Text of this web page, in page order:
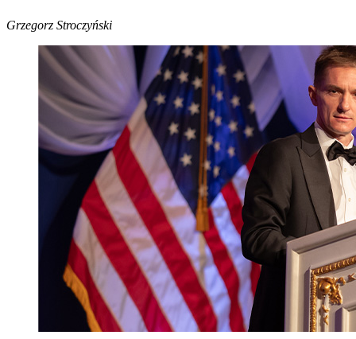
Grzegorz Stroczyński